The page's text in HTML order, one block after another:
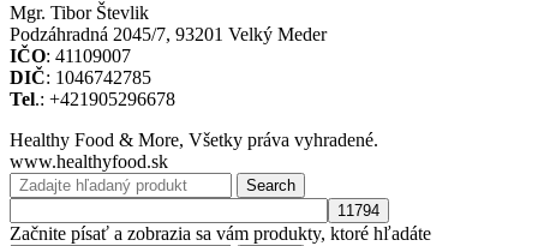
Mgr. Tibor Števlik
Podzáhradná 2045/7, 93201 Velký Meder
IČO: 41109007
DIČ: 1046742785
Tel.: +421905296678
Healthy Food & More, Všetky práva vyhradené.
www.healthyfood.sk
Search
Začnite písať a zobrazia sa vám produkty, ktoré hľadáte